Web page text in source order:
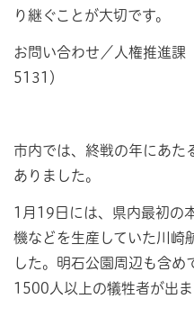
り継ぐことが大切です。
お問い合わせ／人権推進
5131）
市内では、終戦の年にあ
ありました。
1月19日には、県内最初の
機などを生産していた川崎
した。明石公園周辺も含め
1500人以上の犠牲者が出ま